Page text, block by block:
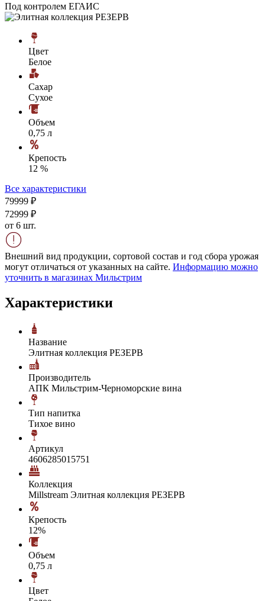
Под контролем ЕГАИС
Цвет
Белое
Сахар
Сухое
Объем
0,75 л
Крепость
12 %
Все характеристики
79999 ₽
72999 ₽
от 6 шт.
Внешний вид продукции, сортовой состав и год сбора урожая
могут отличаться от указанных на сайте. Информацию можно
уточнить в магазинах Мильстрим
Характеристики
Название
Элитная коллекция РЕЗЕРВ
Производитель
АПК Мильстрим-Черноморские вина
Тип напитка
Тихое вино
Артикул
4606285015751
Коллекция
Millstream Элитная коллекция РЕЗЕРВ
Крепость
12%
Объем
0,75 л
Цвет